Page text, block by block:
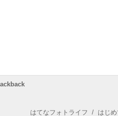
はてなフォトライフ / はじ